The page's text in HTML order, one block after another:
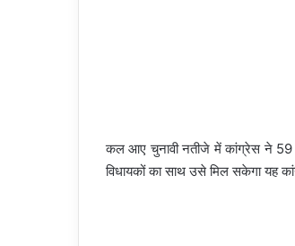
कल आए चुनावी नतीजे में कांग्रेस ने 59
विधायकों का साथ उसे मिल सकेगा यह